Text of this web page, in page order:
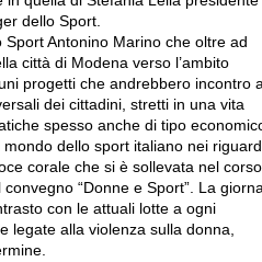
dello Sport.
Sport Antonino Marino che oltre ad
città di Modena verso l’ambito
progetti che andrebbero incontro
dei cittadini, stretti in una vita
spesso anche di tipo
mondo dello sport italiano nei
corale che si è sollevata nel corso
“Donne e Sport”. La
con le attuali lotte a ogni
legate alla violenza sulla donna,